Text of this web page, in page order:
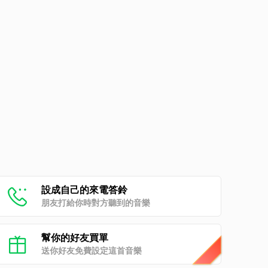
設成自己的來電答鈴
朋友打給你時對方聽到的音樂
幫你的好友買單
送你好友免費設定這首音樂